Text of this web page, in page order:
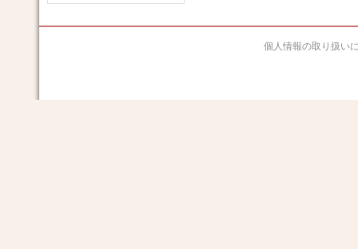
個人情報の取り扱い